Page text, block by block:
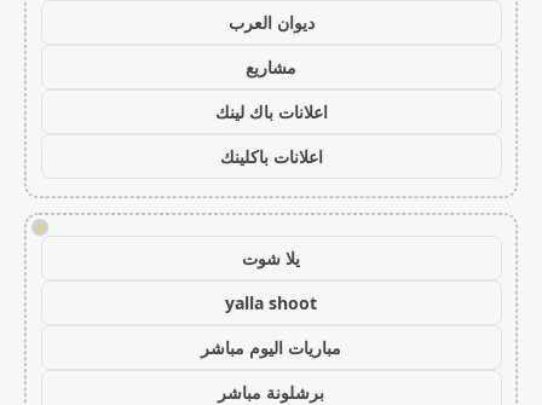
ديوان العرب
مشاريع
اعلانات باك لينك
اعلانات باكلينك
!
يلا شوت
yalla shoot
مباريات اليوم مباشر
برشلونة مباشر